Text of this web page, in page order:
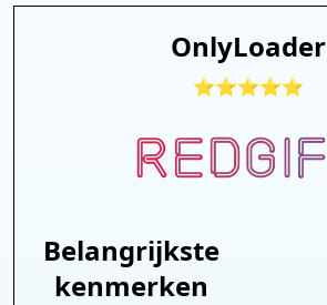
OnlyLoader
⭐⭐⭐⭐⭐
Belangrijkste
kenmerken